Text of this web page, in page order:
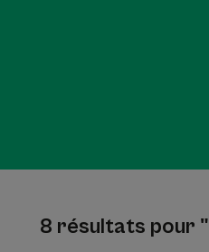
8 résultats pour